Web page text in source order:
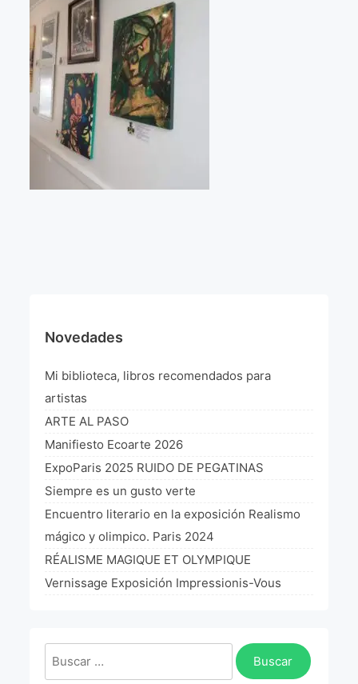
Qué dicen de nosotros?
Aviso legal
Política de cookies
Expositions
Bruit de gommettes Paris 2025
L’art Colombien à Paris 2019
L’art Latino-américain à Paris 2019
Reflecting Source. NY 2019
«Sincronías con sentido» Bogotá Colombia 2019
«Huellas trashumantes» New York 2018
Commissaire D’exposition
Manifiesto Ecoarte
Novedades
Mi biblioteca, libros recomendados para
artistas
ARTE AL PASO
Manifiesto Ecoarte 2026
ExpoParis 2025 RUIDO DE PEGATINAS
Siempre es un gusto verte
Encuentro literario en la exposición Realismo
mágico y olimpico. Paris 2024
RÉALISME MAGIQUE ET OLYMPIQUE
Vernissage Exposición Impressionis-Vous
Buscar: